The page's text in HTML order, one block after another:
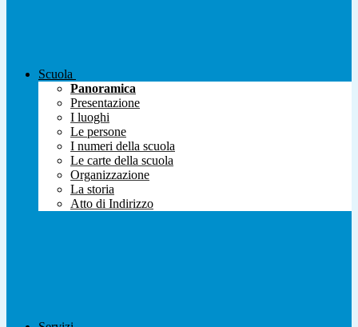
Scuola
Panoramica
Presentazione
I luoghi
Le persone
I numeri della scuola
Le carte della scuola
Organizzazione
La storia
Atto di Indirizzo